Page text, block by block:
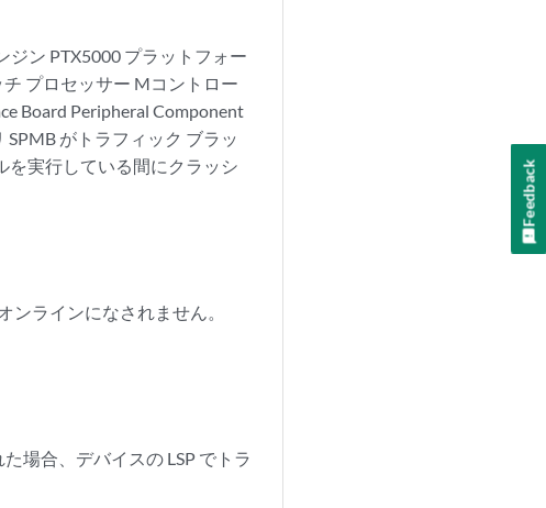
ジン PTX5000 プラットフォー
プロセッサー Mコントロー
Board Peripheral Component
がトラフィック ブラッ
を実行している間にクラッシ
ンラインになされません。
場合、デバイスの LSP でトラ
Feedback